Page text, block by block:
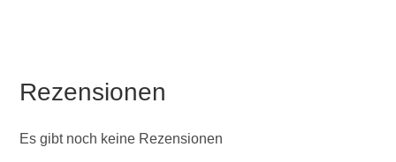
Rezensionen
Es gibt noch keine Rezensionen